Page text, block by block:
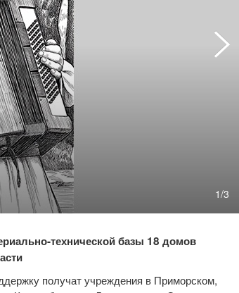
1/3
технической базы 18 домов
получат учреждения в Приморском,